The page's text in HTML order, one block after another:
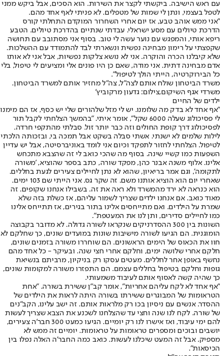
עם ראש הישיבה. ביקשתי לקצר את השירות. הוא הסכים, אבל ביקש ממני
לטפל בעצמי, ונתן לי שמות של מטפלים. לא פניתי לאף אחד מהם.
"אני ממש אוהב טבע, אז יום אחרי השחרור המוקדם התחלתי קורס
הדרכת טיולים עם מסע ישראלי. עבדתי שנתיים בהדרכת טיולים. הטבע
ריפא אותי, והמפגש עם נוער עשה לי טוב. בסוף אני מסתובב עם תחושה
שקפצתי על רימון מבחינה נפשית ונשארתי לבד להתמודד עם ההשלכות.
שלא קיבלנו הכרה והוקרה. אני לא נושא צלקות נפשיות, אבל אני לא אותו
אדם מבחינה דתית. אני מודה, שאם כן היו פונים אלי ומציעים לי טיפול, בלי
כל הבירוקרטיה, הייתי הולך לטיפול".
משרד הביטחון שולח אותם לצה"ל, צה"ל מחזיר אותם למשרד הביטחון.
משרדי אגף השיקום,צילום: גדעון מרקוביץ'
ילדים של החיים
"אף אחד לא בדק מה שלומנו. יש לי מזל שלהורים שלי יש כסף, אז הם מימנו
לי פסיכולוג שעלה 6000 שקל", אומר איתי. "בהמשך הצלחתי לקבל תור
לפסיכולוג דרך קופת החולים וזה כבר יותר זול. סבלתי מהתקפי חרדה.
לילות שלמים לא ישנתי. אשתי סבלה בשקט אבל תמכה בי, ובזכותה הלכתי
לטיפול. הצלחתי לחזור לתפקד וכיום אני לומד באוניברסיטה, אבל יש עדיין
השפעות כמו קשיי שינה. בסוף מה שהכי כואב לי זה שהצבא מתכחש
אלינו. אלוף משנה אבנר כהן, מפקד שורה, כתב בספר שהוציא, 'משורה
לתקומה', וגם אמר בריאיון, שהוא לא נתן לחיילים צעירים לגעת בחללים.
שאחרי יום הוא הוציא אותנו משם. זה שקר גס. אני הייתי שם 103 ימים.
הוא כנראה לא ירד מהמשרד ולא ראה את זה. בשבילו אנחנו שקופים. זה
מאוד כואב. אם אנחנו ילדים שצריך לשמור עליהם, אז כשלת בזה שלא
שמרת על הילדים. ואם מתייחסים אלינו בתור בגירים, אז תתייחס אלינו
כמו לחיילים סדירים, ותן לנו את המעטפת".
השונות בין 300 ההסדרניקים שנקראו לשורה גדולה. לא מדובר בקבוצה
הומוגנית. הם הגיעו לשורה מישיבות שונות במועדים שונים, כך שחלקם לא
חוו את הכאוס של הימים הראשונים. הם שוחררו משורה בזמנים שונים,
חלקם אחרי שלושה ימים, וחלקם אחרי חצי שנה. ובעיקר - כל אחד מהם
נחשף באופן אחר לחללים. מעטים עסקו רק בניקיון, מרביתם בנשיאת
גופות וחלקם בטיפול בחללים עצמם. הם התפזרו משורה למקומות שונים,
כך שהיה קשה לאסוף אותם לעיבוד משמעותי.
"אף אחד לא לקח עליהם אחריות", אומר קב"ן ששירת בשורה. "אחת
הטראומות של המבוגרים ששירתו בשורה היתה לראות את הילדים של
ההסדר. אנשים עם ניסיון בכו רק מלראות אותם. זה ישב עלינו, הקב"נים
של שורה. לקח לנו שנה וחצי עד שהצלחנו לשכנע את הצבא שצריך לעשות
להם ימי עיבוד, ואז אישרו לנו רק יומיים. הגיעו כמעט 300 חבר'ה צעירים,
יושבים ובוכים ומספרים טראומות על טראומות. יומיים זה ממש לא
מספיק. אבל זה המעט שיכלנו לעשות. כואב כמה החבר'ה האלה נפלו בין
הכיסאות".